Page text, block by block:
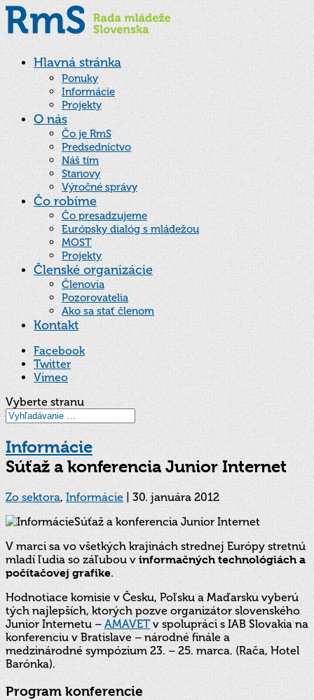
Hlavná stránka
Ponuky
Informácie
Projekty
O nás
Čo je RmS
Predsedníctvo
Náš tím
Stanovy
Výročné správy
Čo robíme
Čo presadzujeme
Európsky dialóg s mládežou
MOST
Projekty
Členské organizácie
Členovia
Pozorovatelia
Ako sa stať členom
Kontakt
Facebook
Twitter
Vimeo
Vyberte stranu
Informácie
Súťaž a konferencia Junior Internet
Zo sektora,Informácie|30. januára 2012
V marci sa vo všetkých krajinách strednej Európy stretnú
mladí ľudia so záľubou vinformačných technológiách a
počítačovej grafike.
Hodnotiace komisie v Česku, Poľsku a Maďarsku vyberú
tých najlepších, ktorých pozve organizátor slovenského
Junior Internetu –AMAVETv spolupráci s IAB Slovakia na
konferenciu v Bratislave – národné finále a
medzinárodné sympózium 23. – 25. marca. (Rača, Hotel
Barónka).
Program konferencie